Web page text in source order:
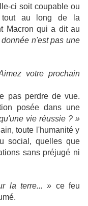
ci soit coupable ou
tout au long de la
Macron qui a dit au
n'est pas une
votre prochain
pas perdre de vue.
posée dans une
vie réussie ? »
toute l'humanité y
social, quelles que
sans préjugé ni
la terre... » ce feu